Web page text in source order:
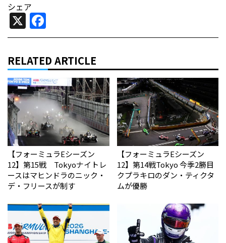
シェア
X
RELATED ARTICLE
【フォーミュラEシーズン
12】第15戦 Tokyoナイトレ
ースはマヒンドラのニック・
デ・フリースが制す
【フォーミュラEシーズン
12】第14戦Tokyo 今季2勝目
クプラキロのダン・ティクタ
ムが優勝